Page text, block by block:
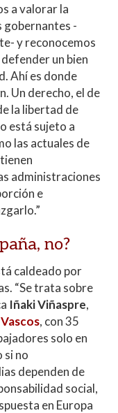
a valorar la
gobernantes -
y reconocemos
un bien
Ahí es donde
Un derecho, el de
la libertad de
está sujeto a
las actuales de
administraciones
e
no?
caldeado por
“Se trata sobre
Iñaki Viñaspre,
, con 35
solo en
si no
dependen de
social,
en Europa